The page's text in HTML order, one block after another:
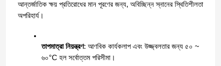
আন্তর্জাতিক ক্ষয় প্রতিরোধের মান পূরণের জন্য, অবিচ্ছিন্ন স্নানের স্থিতিশীলতা
অপরিহার্য।
তাপমাত্রা নিয়ন্ত্রণ: আণবিক কার্যকলাপ এবং উজ্জ্বলতার জন্য ৫০ ~
৬০°C হল সর্বোত্তম পরিসীমা।